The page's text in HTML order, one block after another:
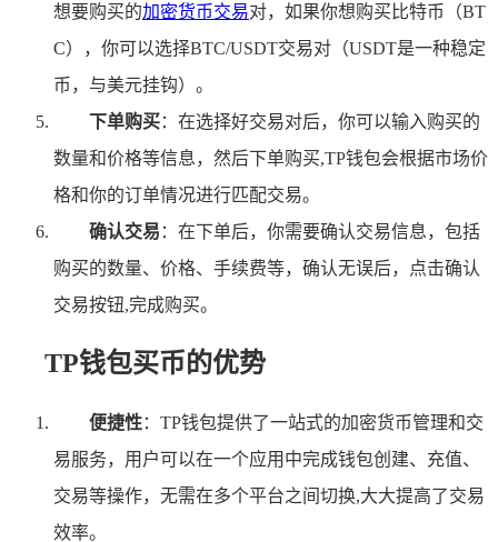
想要购买的加密货币交易对，如果你想购买比特币（BT
C），你可以选择BTC/USDT交易对（USDT是一种稳定
币，与美元挂钩）。
下单购买：在选择好交易对后，你可以输入购买的
数量和价格等信息，然后下单购买,TP钱包会根据市场价
格和你的订单情况进行匹配交易。
确认交易 ：在下单后，你需要确认交易信息，包括
购买的数量、价格、手续费等，确认无误后，点击确认
交易按钮,完成购买。
TP钱包买币的优势
便捷性：TP钱包提供了一站式的加密货币管理和交
易服务，用户可以在一个应用中完成钱包创建、充值、
交易等操作，无需在多个平台之间切换,大大提高了交易
效率。